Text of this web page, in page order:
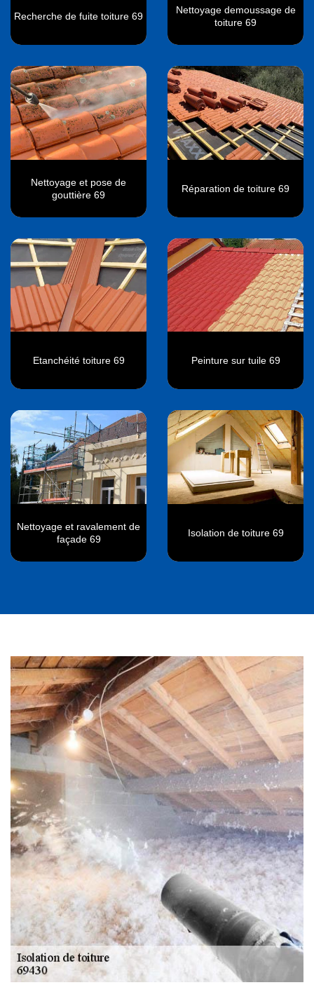
Recherche de fuite toiture 69
Nettoyage demoussage de
toiture 69
Nettoyage et pose de
gouttière 69
Réparation de toiture 69
Etanchéité toiture 69 Peinture sur tuile 69
Nettoyage et ravalement de
façade 69
Isolation de toiture 69